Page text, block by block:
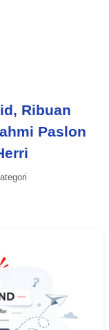
Ribuan
Paslon